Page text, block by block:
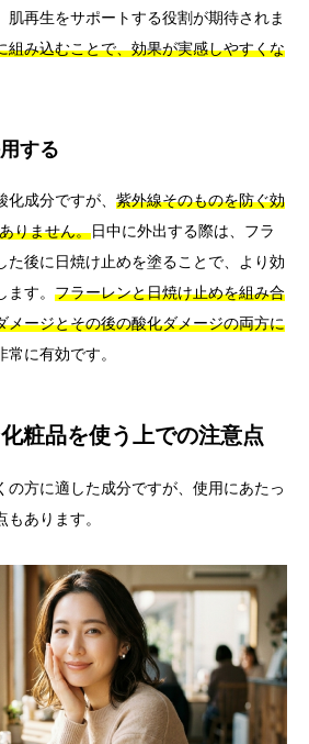
肌再生をサポートする役割が期待されま
組み込むことで、効果が実感しやすくな
する
成分ですが、 紫外線そのものを防ぐ効
りません。日中に外出する際は、フラ
た後に日焼け止めを塗ることで、より効
す。 フラーレンと日焼け止めを組み合
メージとその後の酸化ダメージの両方に
常に有効です。
粧品を使う上での注意点
の方に適した成分ですが、使用にあたっ
あります。